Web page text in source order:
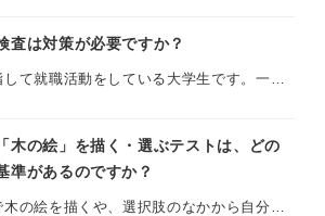
アドバイスをお願いします。
スティングは自宅のパソコンで受ける際に
をすべきなのか迷っています。
けで両方に対応できるのでしょうか？ そ
ぞれの形式に特化した練習が必要なのか教
たいです。
問う試験とは異なり、物事の共通点や関
力が見られるらしく、感覚的、地頭型の
向や考え方を知っておきたいのですが、
検査では、どのような形式の例題が出され
査は対策が必要ですか？
て就職活動をしている大学生です。一次
っています。
ると、「性格検査」や「クレペリン検査」
木の絵」を描く・選ぶテストは、どの
準があるのですか？
の絵を描くや、選択肢のなかから自分の